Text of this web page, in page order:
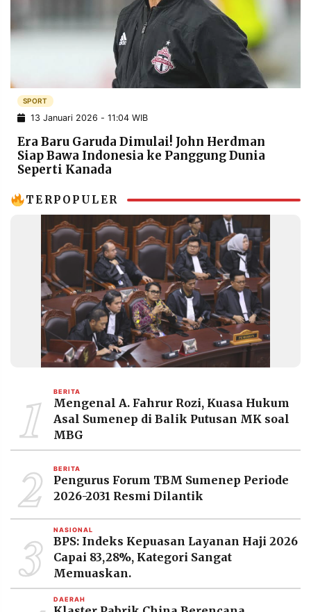
BERITA
WARGA
INFORMASI
IKLAN
KIRIM
PENGADUAN TERM
OF
SERVICE
IKUTI
RESOLUSI
MEDIA
©
Resolusi.co
-
PT.
RESOLUSI
MEDIA
PRAMUDITA
SPORT
13 Januari 2026 - 11:04 WIB
Era Baru Garuda Dimulai! John Herdman
Siap Bawa Indonesia ke Panggung Dunia
Seperti Kanada
TERPOPULER
1 BERITA
Mengenal A. Fahrur Rozi, Kuasa Hukum
Asal Sumenep di Balik Putusan MK soal
MBG
2 BERITA
Pengurus Forum TBM Sumenep Periode
2026-2031 Resmi Dilantik
3 NASIONAL
BPS: Indeks Kepuasan Layanan Haji 2026
Capai 83,28%, Kategori Sangat
Memuaskan.
DAERAH